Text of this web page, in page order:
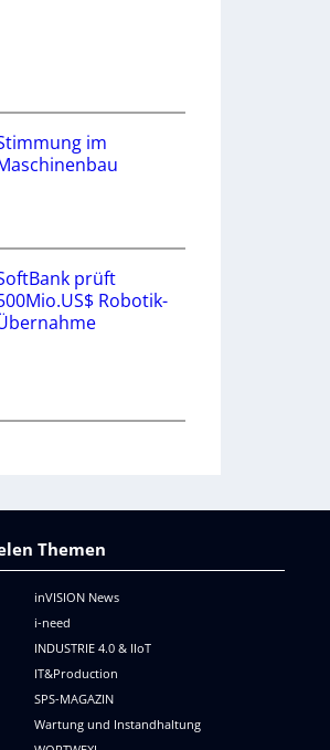
im
prüft
Robotik-
Themen
inVISION News
i-need
INDUSTRIE 4.0 & IIoT
IT&Production
SPS-MAGAZIN
Wartung und Instandhaltung